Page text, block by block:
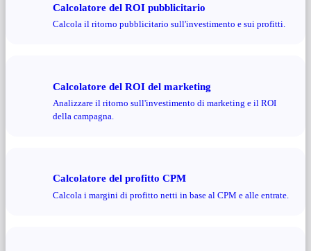
Calcolatore del ROI pubblicitario
Calcola il ritorno pubblicitario sull'investimento e sui profitti.
Calcolatore del ROI del marketing
Analizzare il ritorno sull'investimento di marketing e il ROI
della campagna.
Calcolatore del profitto CPM
Calcola i margini di profitto netti in base al CPM e alle entrate.